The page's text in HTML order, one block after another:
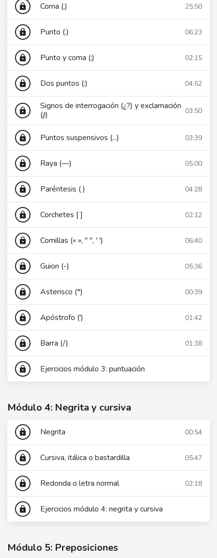
lock Coma (,) 25:50
lock Punto (.) 06:23
lock Punto y coma (;) 02:15
lock Dos puntos (:) 04:52
lock
Signos de interrogación (¿?) y exclamación
(¡!)
03:50
lock Puntos suspensivos (...) 03:39
lock Raya (—) 05:00
lock Paréntesis ( ) 04:28
lock Corchetes [ ] 02:12
lock Comillas (« », " ", ' ') 06:40
lock Guion (-) 05:36
lock Asterisco (*) 00:39
lock Apóstrofo (') 01:42
lock Barra (/) 01:38
lock Ejercicios módulo 3: puntuación
Módulo 4: Negrita y cursiva
lock Negrita 00:54
lock Cursiva, itálica o bastardilla 05:47
lock Redonda o letra normal 02:18
lock Ejercicios módulo 4: negrita y cursiva
Módulo 5: Preposiciones